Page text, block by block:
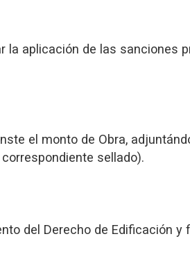
la aplicación de las sanciones
el monto de Obra,
sellado).
del Derecho de Edificación y